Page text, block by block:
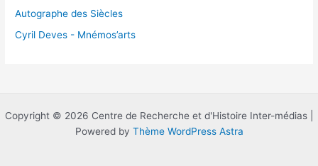
Autographe des Siècles
Cyril Deves - Mnémos’arts
Copyright © 2026 Centre de Recherche et d'Histoire Inter-médias |
Powered by Thème WordPress Astra